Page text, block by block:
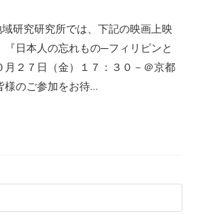
研究研究所では、下記の映画上映
『日本人の忘れもの─フィリピンと
月２７日（金）１７：３０－＠京都
様のご参加をお待…